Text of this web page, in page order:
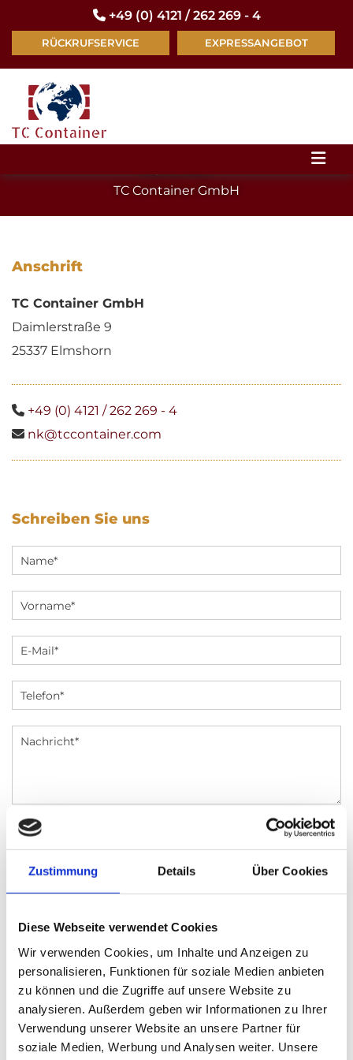
Zustimmung Details Über Cookies
Diese Webseite verwendet Cookies
Wir verwenden Cookies, um Inhalte und Anzeigen zu
personalisieren, Funktionen für soziale Medien anbieten
zu können und die Zugriffe auf unsere Website zu
analysieren. Außerdem geben wir Informationen zu Ihrer
Verwendung unserer Website an unsere Partner für
soziale Medien, Werbung und Analysen weiter. Unsere
Zum Inhalt springen
 +49 (0) 4121 / 262 269 - 4
RÜCKRUFSERVICE EXPRESSANGEBOT
TC Container GmbH
Anschrift
TC Container GmbH
Daimlerstraße 9
25337 Elmshorn
 +49 (0) 4121 / 262 269 - 4
 nk@tccontainer.com
Schreiben Sie uns
Ich habe die Datenschutzerklärung zur
elektronischen Speicherung und
Verarbeitung meiner eingegebenen Daten